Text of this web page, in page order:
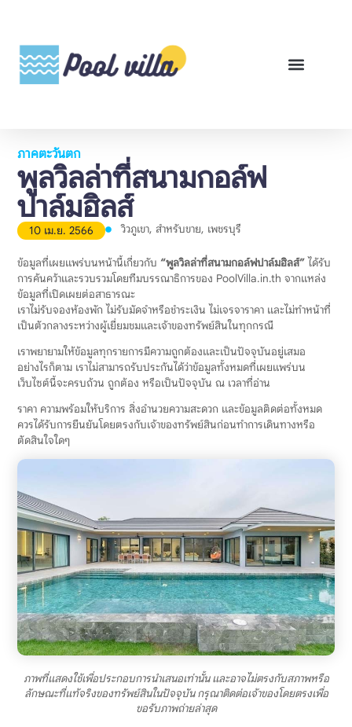
ภาคตะวันตก
พูลวิลล่าที่สนามกอล์ฟ
ปาล์มฮิลส์
10 เม.ย. 2566 วิวภูเขา, สำหรับขาย, เพชรบุรี
ข้อมูลที่เผยแพร่บนหน้านี้เกี่ยวกับ“พูลวิลล่าที่สนามกอล์ฟปาล์มฮิลส์”ได้รับ
การค้นคว้าและรวบรวมโดยทีมบรรณาธิการของ PoolVilla.in.th จากแหล่ง
ข้อมูลที่เปิดเผยต่อสาธารณะ
เราไม่รับจองห้องพัก ไม่รับมัดจำหรือชำระเงิน ไม่เจรจาราคา และไม่ทำหน้าที่
เป็นตัวกลางระหว่างผู้เยี่ยมชมและเจ้าของทรัพย์สินในทุกกรณี
เราพยายามให้ข้อมูลทุกรายการมีความถูกต้องและเป็นปัจจุบันอยู่เสมอ
อย่างไรก็ตาม เราไม่สามารถรับประกันได้ว่าข้อมูลทั้งหมดที่เผยแพร่บน
เว็บไซต์นี้จะครบถ้วน ถูกต้อง หรือเป็นปัจจุบัน ณ เวลาที่อ่าน
ราคา ความพร้อมให้บริการ สิ่งอำนวยความสะดวก และข้อมูลติดต่อทั้งหมด
ควรได้รับการยืนยันโดยตรงกับเจ้าของทรัพย์สินก่อนทำการเดินทางหรือ
ตัดสินใจใดๆ
ภาพที่แสดงใช้เพื่อประกอบการนำเสนอเท่านั้น และอาจไม่ตรงกับสภาพหรือ
ลักษณะที่แท้จริงของทรัพย์สินในปัจจุบัน กรุณาติดต่อเจ้าของโดยตรงเพื่อ
ขอรับภาพถ่ายล่าสุด